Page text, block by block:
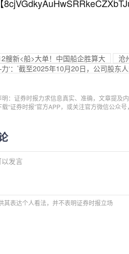
艘新<船>大单！中国船企胜算大
沧
‘：’截至2025年10月20日，公司股东
明：证券时报力求信息真实、准确，文章提及
载“证券时报”官方APP，或关注官方微信公众
发言
其表达个人看法，并不表明证券时报立场